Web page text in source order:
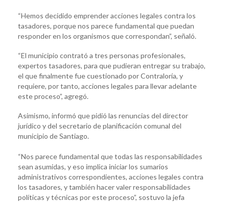
“Hemos decidido emprender acciones legales contra los
tasadores, porque nos parece fundamental que puedan
responder en los organismos que correspondan”, señaló.
“El municipio contrató a tres personas profesionales,
expertos tasadores, para que pudieran entregar su trabajo,
el que finalmente fue cuestionado por Contraloría, y
requiere, por tanto, acciones legales para llevar adelante
este proceso”, agregó.
Asimismo, informó que pidió las renuncias del director
jurídico y del secretario de planificación comunal del
municipio de Santiago.
“Nos parece fundamental que todas las responsabilidades
sean asumidas, y eso implica iniciar los sumarios
administrativos correspondientes, acciones legales contra
los tasadores, y también hacer valer responsabilidades
políticas y técnicas por este proceso”, sostuvo la jefa